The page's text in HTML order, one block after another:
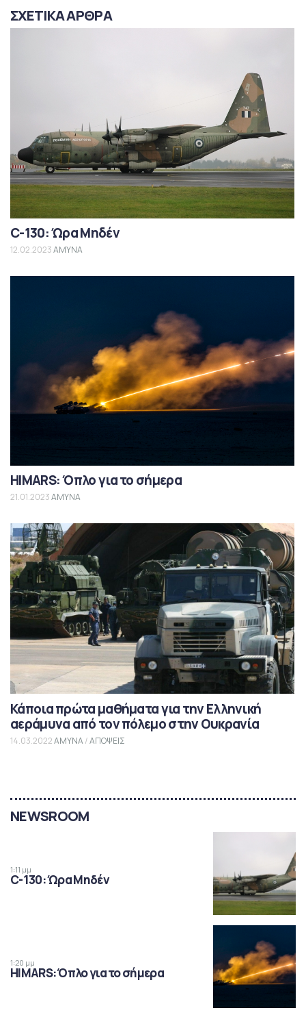
ΣΧΕΤΙΚΑ ΑΡΘΡΑ
C-130: Ώρα Μηδέν
12.02.2023ΑΜΥΝΑ
HIMARS: Όπλο για το σήμερα
21.01.2023ΑΜΥΝΑ
Κάποια πρώτα μαθήματα για την Ελληνική
αεράμυνα από τον πόλεμο στην Ουκρανία
14.03.2022ΑΜΥΝΑ/ΑΠΟΨΕΙΣ
NEWSROOM
1:11 μμ
C-130: Ώρα Μηδέν
1:20 μμ
HIMARS: Όπλο για το σήμερα